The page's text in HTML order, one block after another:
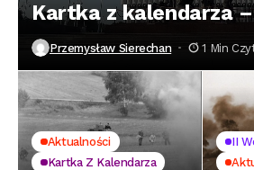
Kartka z kalendarza
Przemysław Sierechan 1 Min
Aktualności
Kartka Z Kalendarza
II